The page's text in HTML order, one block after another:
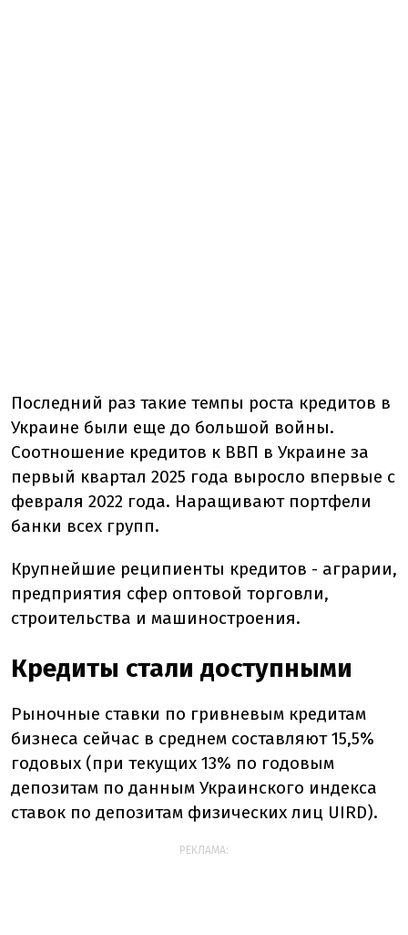
Последний раз такие темпы роста кредитов в
Украине были еще до большой войны.
Соотношение кредитов к ВВП в Украине за
первый квартал 2025 года выросло впервые с
февраля 2022 года. Наращивают портфели
банки всех групп.
Крупнейшие реципиенты кредитов - аграрии,
предприятия сфер оптовой торговли,
строительства и машиностроения.
Кредиты стали доступными
Рыночные ставки по гривневым кредитам
бизнеса сейчас в среднем составляют 15,5%
годовых (при текущих 13% по годовым
депозитам по данным Украинского индекса
ставок по депозитам физических лиц UIRD).
РЕКЛАМА: